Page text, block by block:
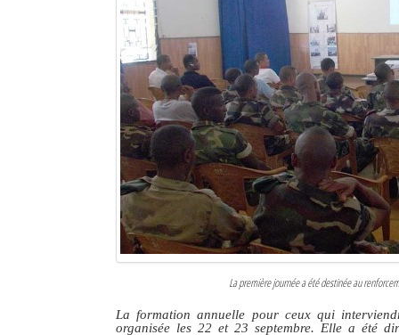
La première journée a été destinée au
La formation annuelle pour ceux qui
organisée les 22 et 23 septembre. Elle a été